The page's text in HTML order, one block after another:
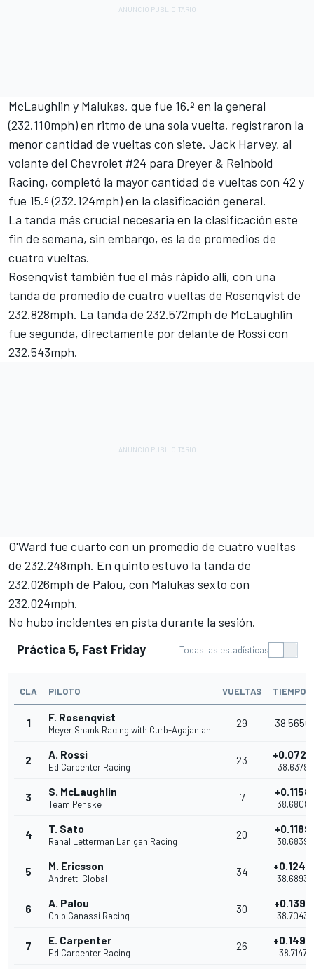
McLaughlin y Malukas, que fue 16.º en la general
(232.110mph) en ritmo de una sola vuelta, registraron la
menor cantidad de vueltas con siete. Jack Harvey, al
volante del Chevrolet #24 para Dreyer & Reinbold
Racing, completó la mayor cantidad de vueltas con 42 y
fue 15.º (232.124mph) en la clasificación general.
La tanda más crucial necesaria en la clasificación este
fin de semana, sin embargo, es la de promedios de
cuatro vueltas.
Rosenqvist también fue el más rápido allí, con una
tanda de promedio de cuatro vueltas de Rosenqvist de
232.828mph. La tanda de 232.572mph de McLaughlin
fue segunda, directamente por delante de Rossi con
232.543mph.
O'Ward fue cuarto con un promedio de cuatro vueltas
de 232.248mph. En quinto estuvo la tanda de
232.026mph de Palou, con Malukas sexto con
232.024mph.
No hubo incidentes en pista durante la sesión.
Práctica 5, Fast Friday
Todas las estadísticas
CLA PILOTO VUELTAS TIEMPO
1 F. Rosenqvist
Meyer Shank Racing with Curb-Agajanian
29 38.5650
2 A. Rossi
Ed Carpenter Racing
23 +0.0729
38.6379
3 S. McLaughlin
Team Penske
7 +0.1158
38.6808
4 T. Sato
Rahal Letterman Lanigan Racing
20 +0.1189
38.6839
5 M. Ericsson
Andretti Global
34 +0.1243
38.6893
6 A. Palou
Chip Ganassi Racing
30 +0.1393
38.7043
7 E. Carpenter
Ed Carpenter Racing
26 +0.1497
38.7147